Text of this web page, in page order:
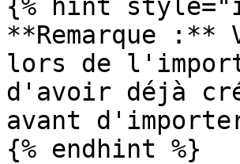
{% hint
**Remarque :**
lors de
d'avoir déjà
avant
{% endhint %}